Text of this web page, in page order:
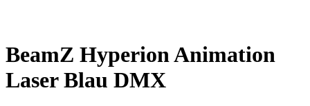
BeamZ Hyperion Animation
Laser Blau DMX